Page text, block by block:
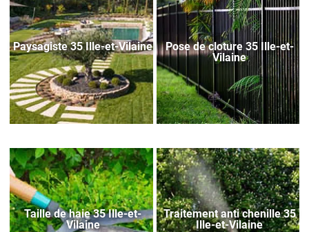
Paysagiste 35 Ille-et-Vilaine
Pose de cloture 35 Ille-et-
Vilaine
Taille de haie 35 Ille-et-
Vilaine
Traitement anti chenille 35
Ille-et-Vilaine